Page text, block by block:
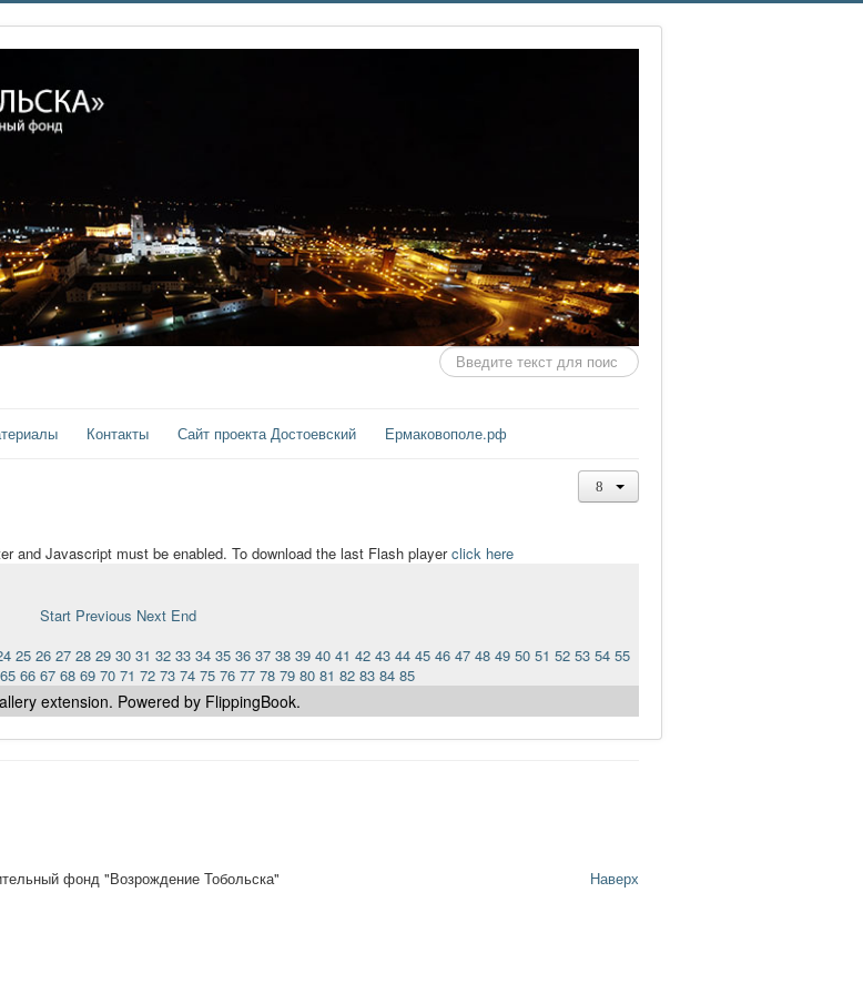
Искать...
Контакты Сайт проекта Достоевский Ермаковополе.рф
and Javascript must be enabled. To download the last Flash playerclick here
Start Previous Next End
25 26 27 28 29 30 31 32 33 34 35 36 37 38 39 40 41 42 43 44 45 46 47 48 49 50 51 52 53 54 55
65 66 67 68 69 70 71 72 73 74 75 76 77 78 79 80 81 82 83 84 85
extension. Powered by FlippingBook.
Наверх
фонд "Возрождение Тобольска"